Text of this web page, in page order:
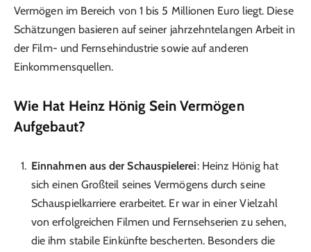
Vermögen im Bereich von 1 bis 5 Millionen Euro liegt. Diese
Schätzungen basieren auf seiner jahrzehntelangen Arbeit in
der Film- und Fernsehindustrie sowie auf anderen
Einkommensquellen.
Wie Hat Heinz Hönig Sein Vermögen
Aufgebaut?
Einnahmen aus der Schauspielerei: Heinz Hönig hat
sich einen Großteil seines Vermögens durch seine
Schauspielkarriere erarbeitet. Er war in einer Vielzahl
von erfolgreichen Filmen und Fernsehserien zu sehen,
die ihm stabile Einkünfte bescherten. Besonders die